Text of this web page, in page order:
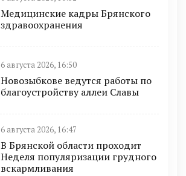
Медицинские кадры Брянского
здравоохранения
6 августа 2026, 16:50
Новозыбкове ведутся работы по
благоустройству аллеи Славы
6 августа 2026, 16:47
В Брянской области проходит
Неделя популяризации грудного
вскармливания